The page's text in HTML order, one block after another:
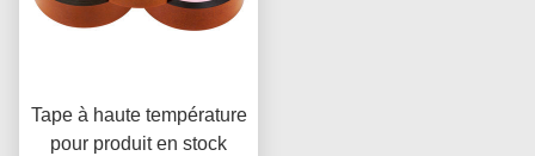
Tape à haute température
pour produit en stock